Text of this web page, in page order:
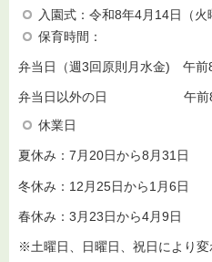
入園式：令和8年4月14日（火
保育時間：
弁当日（週3回原則月水金) 午前
弁当日以外の日 午前8時
休業日
夏休み：7月20日から8月31日
冬休み：12月25日から1月6日
春休み：3月23日から4月9日
※土曜日、日曜日、祝日により